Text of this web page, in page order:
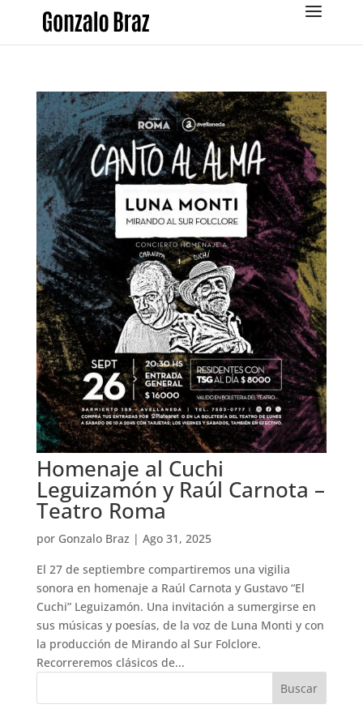
Homenaje al Cuchi
Leguizamón y Raúl Carnota –
Teatro Roma
por Gonzalo Braz | Ago 31, 2025
El 27 de septiembre compartiremos una vigilia
sonora en homenaje a Raúl Carnota y Gustavo “El
Cuchi” Leguizamón. Una invitación a sumergirse en
sus músicas y poesías, de la voz de Luna Monti y con
la producción de Mirando al Sur Folclore.
Recorreremos clásicos de...